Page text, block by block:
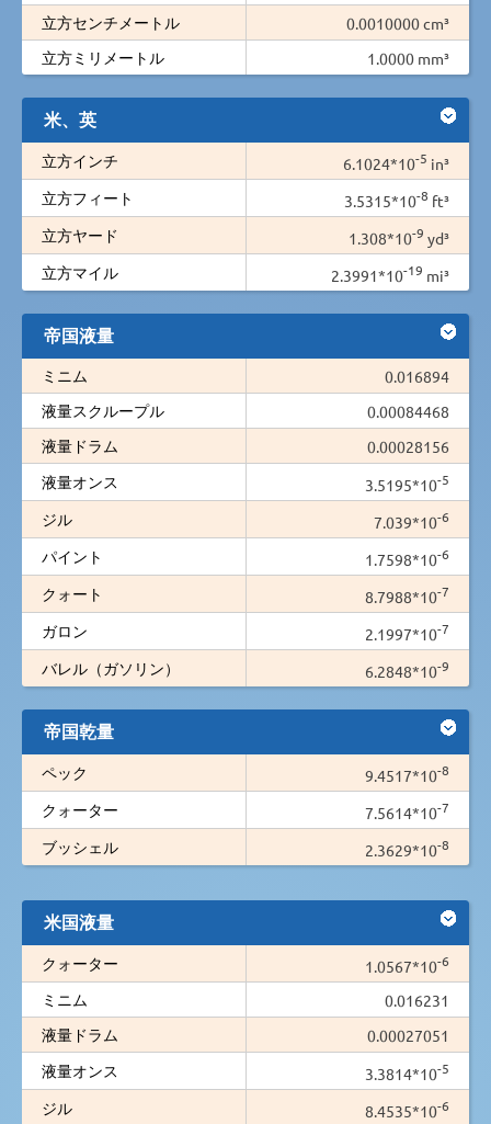
立方センチメートル
0.0010000 cm³
立方ミリメートル
1.0000 mm³
米、英
立方インチ 6.1024*10-5 in³
立方フィート
3.5315*10-8 ft³
立方ヤード
1.308*10-9 yd³
立方マイル
2.3991*10-19 mi³
帝国液量
ミニム
0.016894
液量スクループル
0.00084468
液量ドラム
0.00028156
液量オンス
3.5195*10-5
ジル 7.039*10-6
パイント 1.7598*10-6
クォート 8.7988*10-7
ガロン 2.1997*10-7
バレル（ガソリン） 6.2848*10-9
帝国乾量
ペック 9.4517*10-8
クォーター 7.5614*10-7
ブッシェル 2.3629*10-8
米国液量
クォーター 1.0567*10-6
ミニム
0.016231
液量ドラム
0.00027051
液量オンス
3.3814*10-5
ジル 8.4535*10-6